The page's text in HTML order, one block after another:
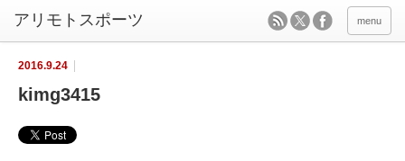
menu
2016.9.24
kimg3415